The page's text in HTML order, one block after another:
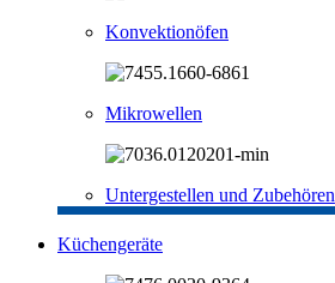
Konvektionöfen
Mikrowellen
Untergestellen und Zubehören
Küchengeräte